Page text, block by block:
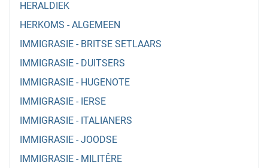
HERALDIEK
HERKOMS - ALGEMEEN
IMMIGRASIE - BRITSE SETLAARS
IMMIGRASIE - DUITSERS
IMMIGRASIE - HUGENOTE
IMMIGRASIE - IERSE
IMMIGRASIE - ITALIANERS
IMMIGRASIE - JOODSE
IMMIGRASIE - MILITÊRE